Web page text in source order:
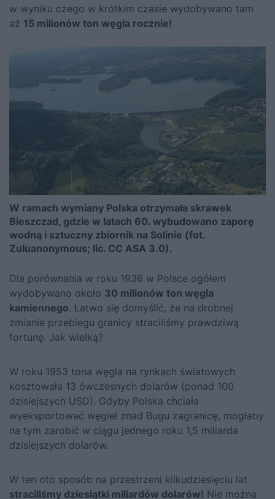
w wyniku czego w krótkim czasie wydobywano tam
aż 15 milionów ton węgla rocznie!
W ramach wymiany Polska otrzymała skrawek
Bieszczad, gdzie w latach 60. wybudowano zaporę
wodną i sztuczny zbiornik na Solinie (fot.
Zuluanonymous; lic. CC ASA 3.0).
Dla porównania w roku 1936 w Polsce ogółem
wydobywano około 30 milionów ton węgla
kamiennego. Łatwo się domyślić, że na drobnej
zmianie przebiegu granicy straciliśmy prawdziwą
fortunę. Jak wielką?
W roku 1953 tona węgla na rynkach światowych
kosztowała 13 ówczesnych dolarów (ponad 100
dzisiejszych USD). Gdyby Polska chciała
wyeksportować węgiel znad Bugu zagranicę, mogłaby
na tym zarobić w ciągu jednego roku 1,5 miliarda
dzisiejszych dolarów.
W ten oto sposób na przestrzeni kilkudziesięciu lat
straciliśmy dziesiątki miliardów dolarów! Nie można